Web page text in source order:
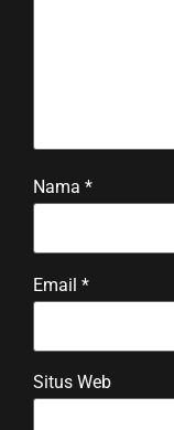
Nama *
Email *
Situs Web